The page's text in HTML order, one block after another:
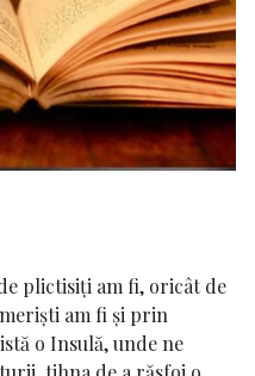
plictisiți am fi, oricât de
am fi și prin
o Insulă, unde ne